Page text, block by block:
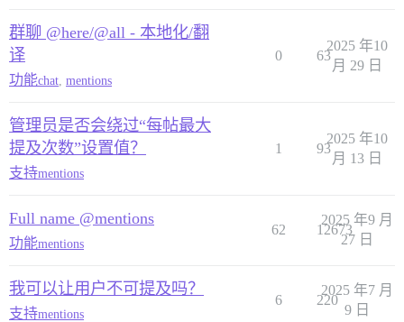
群聊 @here/@all - 本地化/翻
译
功能chat mentions
0 63
2025 年10
月 29 日
管理员是否会绕过“每帖最大
提及次数”设置值？
支持mentions
1 93
2025 年10
月 13 日
Full name @mentions
功能mentions
62 12673
2025 年9 月
27 日
我可以让用户不可提及吗？
支持mentions
6 220
2025 年7 月
9 日